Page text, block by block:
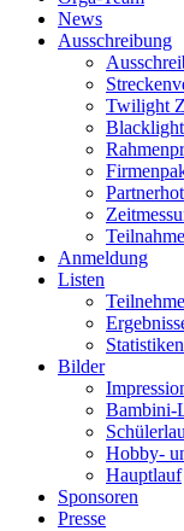
News
Ausschreibung
Twilight
Anmeldung
Listen
Statistiken
Bilder
Bambini-
Hobby-
Hauptlauf
Sponsoren
Presse